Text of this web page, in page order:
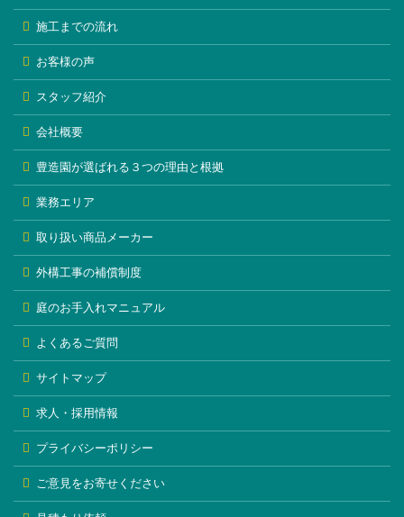
施工までの流れ
お客様の声
スタッフ紹介
会社概要
豊造園が選ばれる３つの理由と根拠
業務エリア
取り扱い商品メーカー
外構工事の補償制度
庭のお手入れマニュアル
よくあるご質問
サイトマップ
求人・採用情報
プライバシーポリシー
ご意見をお寄せください